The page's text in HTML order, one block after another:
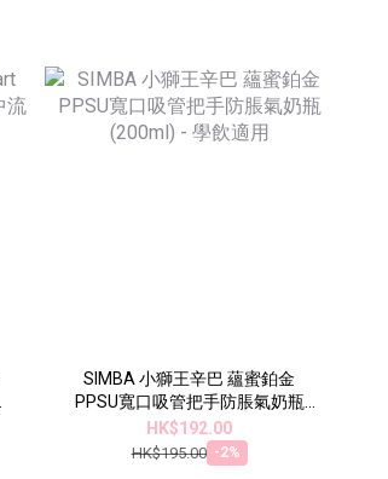
SIMBA 小獅王辛巴 蘊蜜鉑金
PPSU寬口吸管把手防脹氣奶瓶
(200ml) - 學飲適用
HK$192.00
HK$195.00 -2%